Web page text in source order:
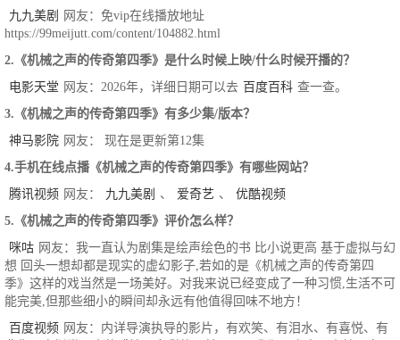
九九美剧
网友：免vip在线播放地址
https://99meijutt.com/content/104882.html
2.《机械之声的传奇第四季》是什么时候上映/什么时候开播的？
电影天堂 网友：2026年，详细日期可以去 百度百科 查一查。
3.《机械之声的传奇第四季》有多少集/版本？
神马影院 网友： 现在是更新第12集
4.手机在线点播《机械之声的传奇第四季》有哪些网站？
腾讯视频 网友： 九九美剧 、 爱奇艺 、
优酷视频
5.《机械之声的传奇第四季》评价怎么样？
咪咕 网友：我一直认为剧集是绘声绘色的书 比小说更高 基于虚拟与幻
想 回头一想却都是现实的虚幻影子,若如的是《机械之声的传奇第四
季》这样的戏当然是一场美好。对我来说已经变成了一种习惯,生活不可
能完美,但那些细小的瞬间却永远有他值得回味不地方！
百度视频 网友：内详导演执导的影片，有欢笑、有泪水、有喜悦、有